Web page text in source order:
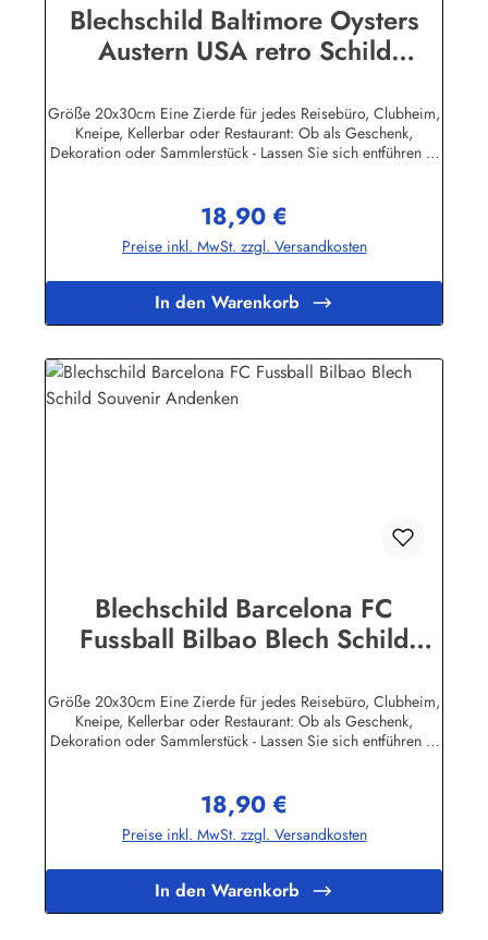
Blechschild Baltimore Oysters
Austern USA retro Schild
Größe 20x30cm Eine Zierde für jedes Reisebüro, Clubheim,
Kneipe, Kellerbar oder Restaurant: Ob als Geschenk,
Dekoration oder Sammlerstück - Lassen Sie sich entführen in
Sie sich und Ihren Freunden eine dekorative Erinnerung an
die gute alte Zeit! Unsere Blechschilder sind in Super-Qualität
aus hochwertigem Metall (Stahlblech) gefertigt. Die
Lebensdauer ist damit garantiert. Wir verkaufen nur original
lizensierte Werbeschilder. Nicht jeder Hersteller oder
Veranstalter hat seine Metallschilder zum öffentlichen Verkauf
Industrie BPPM GmbHPorschestr. 921423 Winsen
(Luhe)info@heartofireland.eu
Regulärer Preis:
18,90 €
Preise inkl. MwSt. zzgl. Versandkosten
In den Warenkorb
Blechschild Barcelona FC
Fussball Bilbao Blech Schild
Größe 20x30cm Eine Zierde für jedes Reisebüro, Clubheim,
Kneipe, Kellerbar oder Restaurant: Ob als Geschenk,
Dekoration oder Sammlerstück - Lassen Sie sich entführen in
Sie sich und Ihren Freunden eine dekorative Erinnerung an
die gute alte Zeit! Unsere Blechschilder sind in Super-Qualität
aus hochwertigem Metall (Stahlblech) gefertigt. Die
Lebensdauer ist damit garantiert. Wir verkaufen nur original
lizensierte Werbeschilder. Nicht jeder Hersteller oder
Veranstalter hat seine Metallschilder zum öffentlichen Verkauf
Regulärer Preis:
18,90 €
Preise inkl. MwSt. zzgl. Versandkosten
In den Warenkorb